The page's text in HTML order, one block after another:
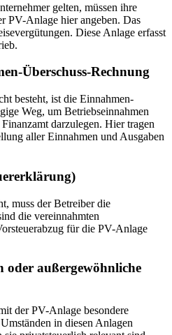
gelten, müssen ihre
PV-Anlage hier angeben. Das
Diese Anlage erfasst
Überschuss-Rechnung
besteht, ist die Einnahmen-
Weg, um Betriebseinnahmen
darzulegen. Hier tragen
aller Einnahmen und Ausgaben
muss der Betreiber die
die vereinnahmten
für die PV-Anlage
oder außergewöhnliche
der PV-Anlage besondere
in diesen Anlagen